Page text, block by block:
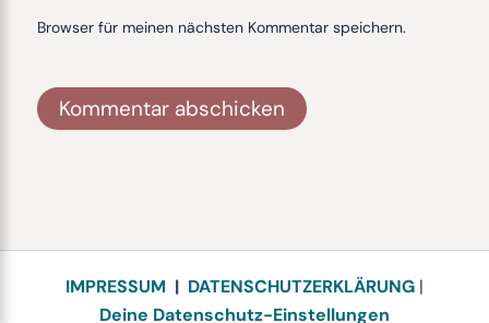
Browser für meinen nächsten Kommentar speichern.
IMPRESSUM | DATENSCHUTZERKLÄRUNG |
Deine Datenschutz-Einstellungen